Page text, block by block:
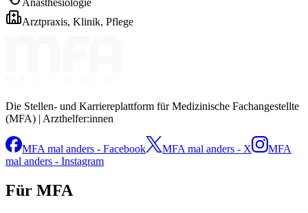
Anästhesiologie
Arztpraxis, Klinik, Pflege
Die Stellen- und Karriereplattform für Medizinische Fachangestellte
(MFA) | Arzthelfer:innen
MFA mal anders - Facebook MFA mal anders - X
MFA
mal anders - Instagram
Für MFA